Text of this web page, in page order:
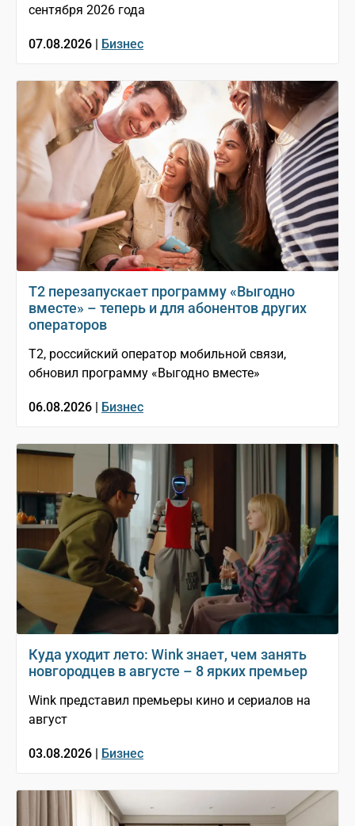
сентября 2026 года
07.08.2026 | Бизнес
Т2 перезапускает программу «Выгодно
вместе» – теперь и для абонентов других
операторов
T2, российский оператор мобильной связи,
обновил программу «Выгодно вместе»
06.08.2026 | Бизнес
Куда уходит лето: Wink знает, чем занять
новгородцев в августе – 8 ярких премьер
Wink представил премьеры кино и сериалов на
август
03.08.2026 | Бизнес